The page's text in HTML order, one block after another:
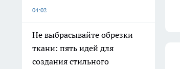
04:02
Не выбрасывайте обрезки
ткани: пять идей для
создания стильного